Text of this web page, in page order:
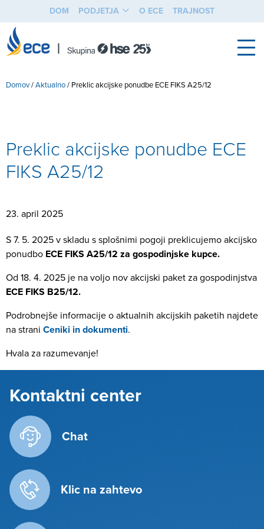
DOM PODJETJA O ECE TRAJNOST
Domov/Aktualno/ Preklic akcijske ponudbe ECE FIKS A25/12
Preklic akcijske ponudbe ECE
FIKS A25/12
23. april 2025
S 7. 5. 2025 v skladu s splošnimi pogoji preklicujemo akcijsko
ponudbo ECE FIKS A25/12 za gospodinjske kupce.
Od 18. 4. 2025 je na voljo nov akcijski paket za gospodinjstva
ECE FIKS B25/12.
Podrobnejše informacije o aktualnih akcijskih paketih najdete
na strani Ceniki in dokumenti.
Hvala za razumevanje!
Kontaktni center
Chat
Klic na zahtevo